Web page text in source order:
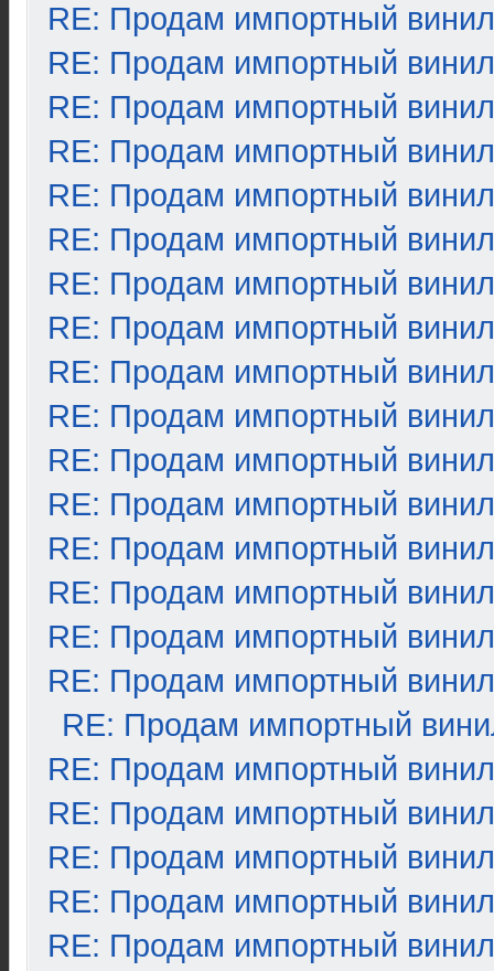
RE: Продам импортный винил
RE: Продам импортный винил
RE: Продам импортный винил
RE: Продам импортный винил
RE: Продам импортный винил
RE: Продам импортный винил
RE: Продам импортный винил
RE: Продам импортный винил
RE: Продам импортный винил
RE: Продам импортный винил
RE: Продам импортный винил
RE: Продам импортный винил
RE: Продам импортный винил
RE: Продам импортный винил
RE: Продам импортный винил
RE: Продам импортный винил
RE: Продам импортный
RE: Продам импортный винил
RE: Продам импортный винил
RE: Продам импортный винил
RE: Продам импортный винил
RE: Продам импортный винил